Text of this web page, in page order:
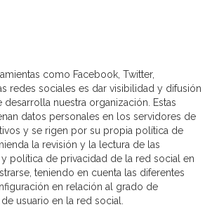
como Facebook, Twitter,
redes sociales es dar visibilidad y difusión
desarrolla nuestra organización. Estas
datos personales en los servidores de
y se rigen por su propia política de
la revisión y la lectura de las
política de privacidad de la red social en
teniendo en cuenta las diferentes
en relación al grado de
usuario en la red social.